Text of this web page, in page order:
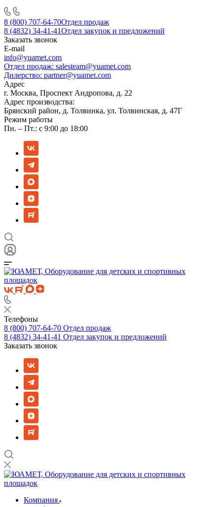
8 (800) 707-64-70Отдел продаж
8 (4832) 34-41-41Отдел закупок и предложений
Заказать звонок
E-mail
info@yuamet.com
Отдел продаж: salesteam@yuamet.com
Дилерство: partner@yuamet.com
Адрес
г. Москва, Проспект Андропова, д. 22
Адрес производства:
Брянский район, д. Толвинка, ул. Толвинская, д. 47Г
Режим работы
Пн. – Пт.: с 9:00 до 18:00
Телефоны
8 (800) 707-64-70 Отдел продаж
8 (4832) 34-41-41 Отдел закупок и предложений
Заказать звонок
Компания